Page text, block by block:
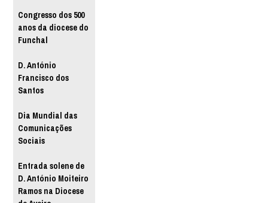
Congresso dos 500
anos da diocese do
Funchal
D. António
Francisco dos
Santos
Dia Mundial das
Comunicações
Sociais
Entrada solene de
D. António Moiteiro
Ramos na Diocese